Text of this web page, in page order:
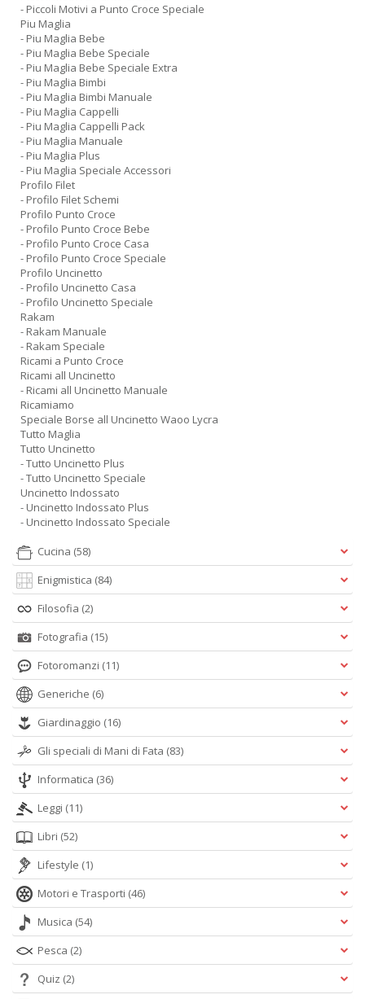
- Piccoli Motivi a Punto Croce Speciale
Piu Maglia
- Piu Maglia Bebe
- Piu Maglia Bebe Speciale
- Piu Maglia Bebe Speciale Extra
- Piu Maglia Bimbi
- Piu Maglia Bimbi Manuale
- Piu Maglia Cappelli
- Piu Maglia Cappelli Pack
- Piu Maglia Manuale
- Piu Maglia Plus
- Piu Maglia Speciale Accessori
Profilo Filet
- Profilo Filet Schemi
Profilo Punto Croce
- Profilo Punto Croce Bebe
- Profilo Punto Croce Casa
- Profilo Punto Croce Speciale
Profilo Uncinetto
- Profilo Uncinetto Casa
- Profilo Uncinetto Speciale
Rakam
- Rakam Manuale
- Rakam Speciale
Ricami a Punto Croce
Ricami all Uncinetto
- Ricami all Uncinetto Manuale
Ricamiamo
Speciale Borse all Uncinetto Waoo Lycra
Tutto Maglia
Tutto Uncinetto
- Tutto Uncinetto Plus
- Tutto Uncinetto Speciale
Uncinetto Indossato
- Uncinetto Indossato Plus
- Uncinetto Indossato Speciale
Cucina (58)
Enigmistica (84)
Filosofia (2)
Fotografia (15)
Fotoromanzi (11)
Generiche (6)
Giardinaggio (16)
Gli speciali di Mani di Fata (83)
Informatica (36)
Leggi (11)
Libri (52)
Lifestyle (1)
Motori e Trasporti (46)
Musica (54)
Pesca (2)
Quiz (2)